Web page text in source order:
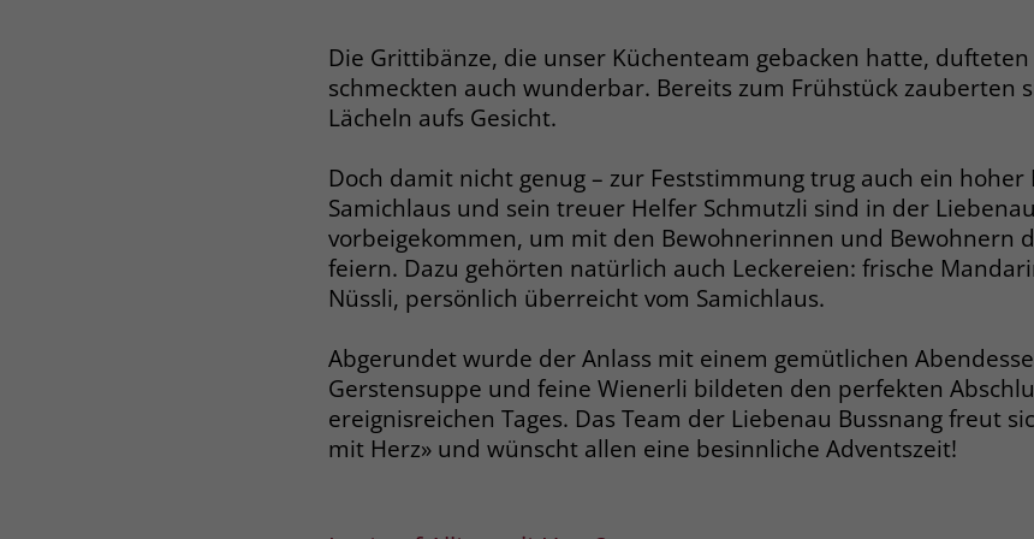
Die Grittibänze, die unser Küchenteam gebacken hatte,
schmeckten auch wunderbar. Bereits zum Frühstück zauberten
Lächeln aufs Gesicht.
Doch damit nicht genug – zur Feststimmung trug auch ein hoher
Samichlaus und sein treuer Helfer Schmutzli sind in der
vorbeigekommen, um mit den Bewohnerinnen und Bewohnern
feiern. Dazu gehörten natürlich auch Leckereien: frische
Nüssli, persönlich überreicht vom Samichlaus.
Abgerundet wurde der Anlass mit einem gemütlichen
Gerstensuppe und feine Wienerli bildeten den perfekten
ereignisreichen Tages. Das Team der Liebenau Bussnang freut
mit Herz» und wünscht allen eine besinnliche Adventszeit!
Anbieter stiftung-liebenau.ch
Zweck
Behält die Zustände des Benutzers bei
Seitenanfragen bei.
Name cookie_optin
Anbieter www.stiftung-liebenau.ch
Laufzeit 1 Monat
Zweck
Behält die Zustimmung des Benutzers zum